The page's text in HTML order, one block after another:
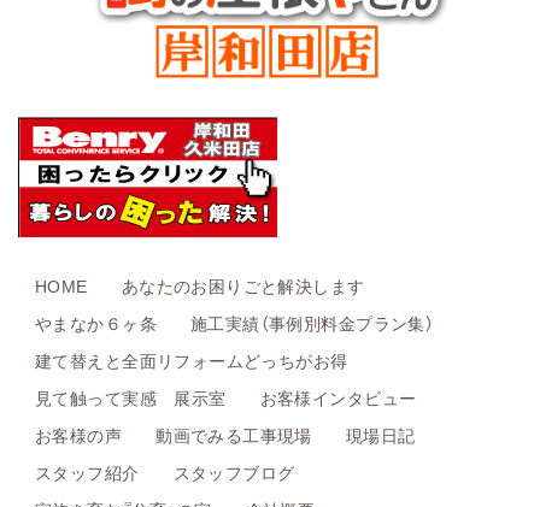
HOME
あなたのお困りごと解決します
やまなか６ヶ条
施工実績（事例別料金プラン集）
建て替えと全面リフォームどっちがお得
見て触って実感 展示室
お客様インタビュー
お客様の声
動画でみる工事現場
現場日記
スタッフ紹介
スタッフブログ